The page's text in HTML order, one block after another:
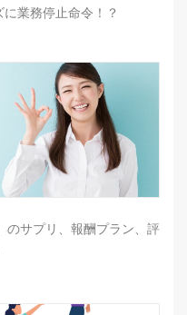
業務停止命令！？
のサプリ、報酬プラン、評